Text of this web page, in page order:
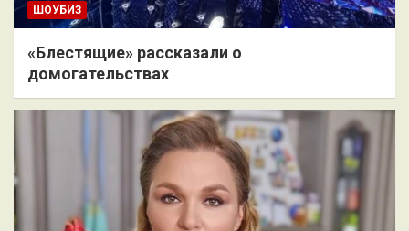
ШОУБИЗ
«Блестящие» рассказали о
домогательствах